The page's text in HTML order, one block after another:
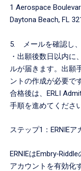
1 Aerospace
Daytona Beach, FL
5. メールを確認し、
・出願後数日以内に
ルが届きます。出願
ントの作成が必要です
合格後は、ERLI
手順を進めてください
ステップ1：ERNIE
ERNIEは
アカウントを有効化